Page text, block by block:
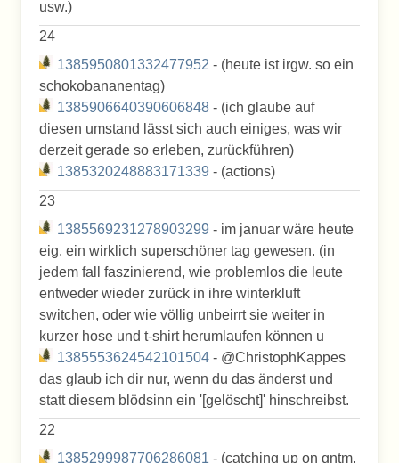
usw.)
24
1385950801332477952 - (heute ist irgw. so ein
schokobananentag)
1385906640390606848 - (ich glaube auf
diesen umstand lässt sich auch einiges, was wir
derzeit gerade so erleben, zurückführen)
1385320248883171339 - (actions)
23
1385569231278903299 - im januar wäre heute
eig. ein wirklich superschöner tag gewesen. (in
jedem fall faszinierend, wie problemlos die leute
entweder wieder zurück in ihre winterkluft
switchen, oder wie völlig unbeirrt sie weiter in
kurzer hose und t-shirt herumlaufen können u
1385553624542101504 - @ChristophKappes
das glaub ich dir nur, wenn du das änderst und
statt diesem blödsinn ein '[gelöscht]' hinschreibst.
22
1385299987706286081 - (catching up on gntm.